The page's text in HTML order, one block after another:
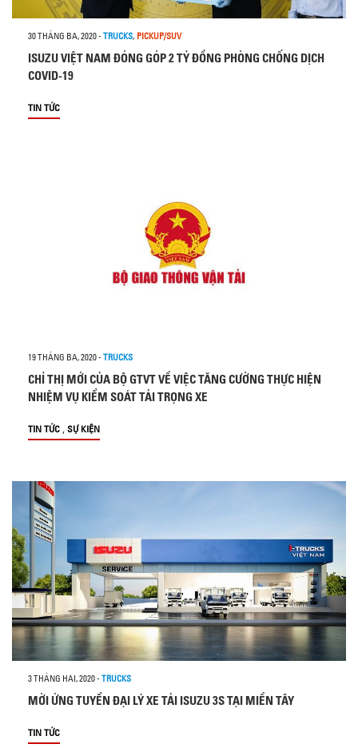
30 THÁNG BA, 2020- TRUCKS, PICKUP/SUV
ISUZU VIỆT NAM ĐÓNG GÓP 2 TỶ ĐỒNG PHÒNG CHỐNG DỊCH
COVID-19
TIN TỨC
19 THÁNG BA, 2020- TRUCKS
CHỈ THỊ MỚI CỦA BỘ GTVT VỀ VIỆC TĂNG CƯỜNG THỰC HIỆN
NHIỆM VỤ KIỂM SOÁT TẢI TRỌNG XE
TIN TỨC , SỰ KIỆN
3 THÁNG HAI, 2020- TRUCKS
MỜI ỨNG TUYỂN ĐẠI LÝ XE TẢI ISUZU 3S TẠI MIỀN TÂY
TIN TỨC